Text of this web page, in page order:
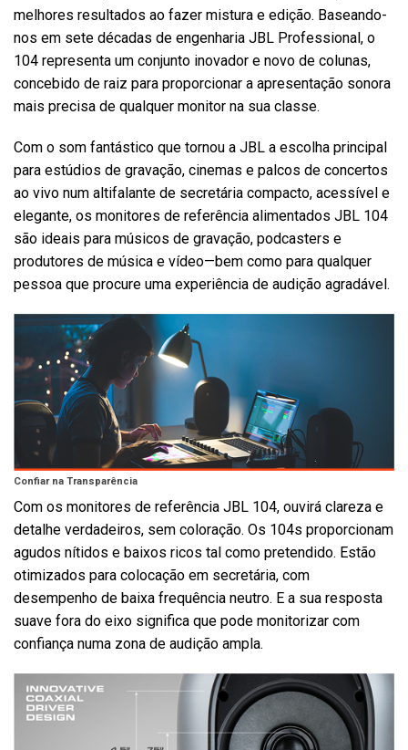
melhores resultados ao fazer mistura e edição. Baseando-
nos em sete décadas de engenharia JBL Professional, o
104 representa um conjunto inovador e novo de colunas,
concebido de raiz para proporcionar a apresentação sonora
mais precisa de qualquer monitor na sua classe.
Com o som fantástico que tornou a JBL a escolha principal
para estúdios de gravação, cinemas e palcos de concertos
ao vivo num altifalante de secretária compacto, acessível e
elegante, os monitores de referência alimentados JBL 104
são ideais para músicos de gravação, podcasters e
produtores de música e vídeo—bem como para qualquer
pessoa que procure uma experiência de audição agradável.
Confiar na Transparência
Com os monitores de referência JBL 104, ouvirá clareza e
detalhe verdadeiros, sem coloração. Os 104s proporcionam
agudos nítidos e baixos ricos tal como pretendido. Estão
otimizados para colocação em secretária, com
desempenho de baixa frequência neutro. E a sua resposta
suave fora do eixo significa que pode monitorizar com
confiança numa zona de audição ampla.